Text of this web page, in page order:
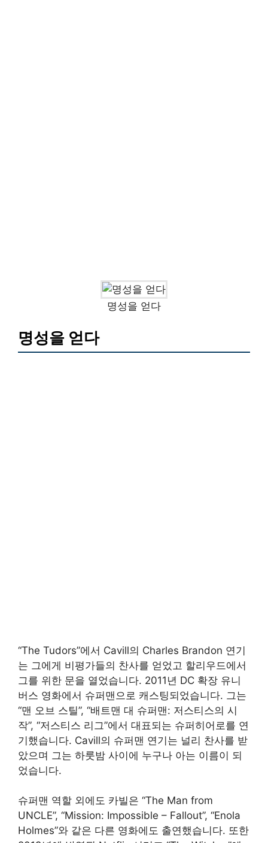
명성을 얻다
명성을 얻다
“The Tudors”에서 Cavill의 Charles Brandon 연기
는 그에게 비평가들의 찬사를 얻었고 할리우드에서
그를 위한 문을 열었습니다. 2011년 DC 확장 유니
버스 영화에서 슈퍼맨으로 캐스팅되었습니다. 그는
“맨 오브 스틸”, “배트맨 대 슈퍼맨: 저스티스의 시
작”, “저스티스 리그”에서 대표되는 슈퍼히어로를 연
기했습니다. Cavill의 슈퍼맨 연기는 널리 찬사를 받
았으며 그는 하룻밤 사이에 누구나 아는 이름이 되
었습니다.
슈퍼맨 역할 외에도 카빌은 “The Man from
UNCLE”, “Mission: Impossible – Fallout”, “Enola
Holmes”와 같은 다른 영화에도 출연했습니다. 또한